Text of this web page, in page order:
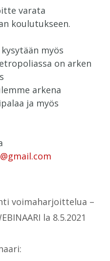
varata
koulutukseen.
myös
on arken
arkena
ja myös
voimaharjoittelua –
la 8.5.2021